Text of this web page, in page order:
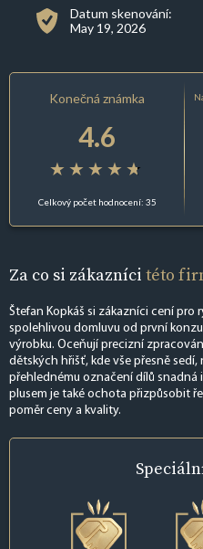
Datum skenování:
May 19, 2026
Konečná známka
4.6
Celkový počet hodnocení: 35
Za co si zákazníci této
Štefan Kopkáš si zákazníci cení
spolehlivou domluvu od první
výrobku. Oceňují precizní
dětských hřišť, kde vše přesně
přehlednému označení dílů snadná
plusem je také ochota přizpůsobit
poměr ceny a kvality.